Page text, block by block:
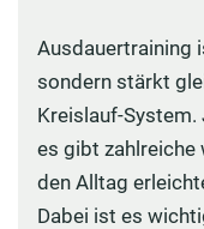
Ausdauertraining
sondern stärkt
Kreislauf-
es gibt zahlreiche
den Alltag
Dabei ist es